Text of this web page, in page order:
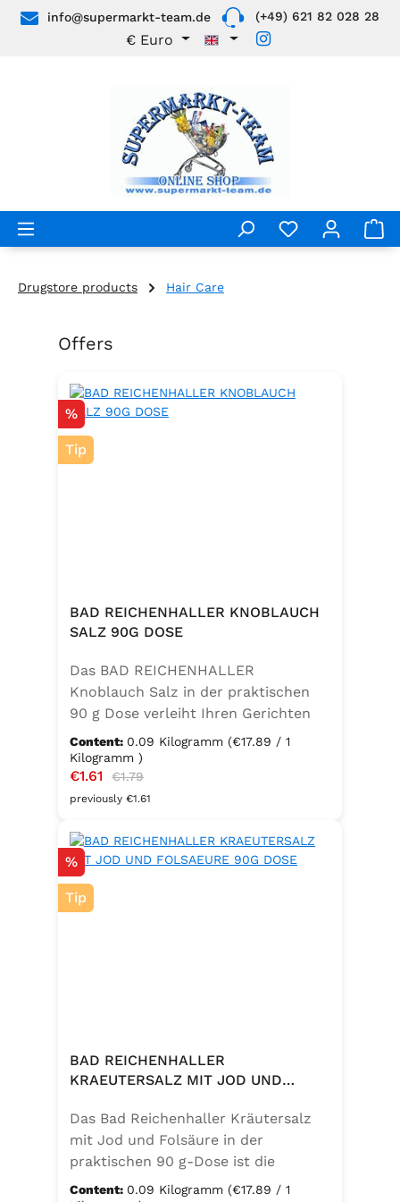
Skip to main content
info@supermarkt-team.de (+49) 621 82 028 28
€ Euro
Drugstore products Hair Care
Skip product gallery
Offers
Discount
%
Tip
BAD REICHENHALLER KNOBLAUCH
SALZ 90G DOSE
Das BAD REICHENHALLER
Knoblauch Salz in der praktischen
90 g Dose verleiht Ihren Gerichten
einen vollmundigen, aromatischen
Knoblauchgeschmack. Hergestellt
ohne Geschmacksverstärker, zu 100
% vegan und glutenfrei – ideal für
zum Würzen von Pasta, Fleisch,
Fisch, Gemüse und mediterranen
Speisen. Zutaten:Siedesalz, 10 %
Knoblauch, 5 % Kräuter und
Content: 0.09 Kilogramm (€17.89 / 1
Kilogramm )
Sale price:
€1.61 Regular price:
€1.79
previously €1.61
Discount
%
Tip
BAD REICHENHALLER
KRAEUTERSALZ MIT JOD UND
Das Bad Reichenhaller Kräutersalz
mit Jod und Folsäure in der
praktischen 90 g-Dose ist die
aromatische Würzmischung für eine
Content: 0.09 Kilogramm (€17.89 / 1